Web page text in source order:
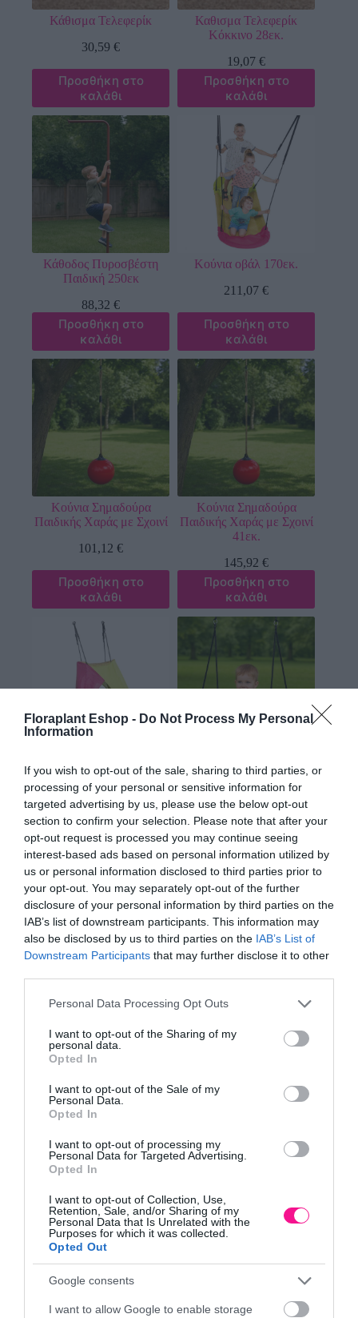
Floraplant Eshop - Do Not Process My Personal
Information
If you wish to opt-out of the sale, sharing to third parties, or
processing of your personal or sensitive information for
targeted advertising by us, please use the below opt-out
section to confirm your selection. Please note that after your
opt-out request is processed you may continue seeing
interest-based ads based on personal information utilized by
us or personal information disclosed to third parties prior to
your opt-out. You may separately opt-out of the further
disclosure of your personal information by third parties on the
IAB’s list of downstream participants. This information may
also be disclosed by us to third parties on the IAB’s List of
Downstream Participants that may further disclose it to other
Please note that this website/app uses one or more Google
not limited to your visit or usage behaviour. You may click to
grant or deny consent to Google and its third-party tags to
use your data for below specified purposes in below Google
consent section.
Personal Data Processing Opt Outs
I want to opt-out of the Sharing of my
personal data.
Opted In
I want to opt-out of the Sale of my
Personal Data.
Opted In
I want to opt-out of processing my
Personal Data for Targeted Advertising.
Opted In
I want to opt-out of Collection, Use,
Retention, Sale, and/or Sharing of my
Personal Data that Is Unrelated with the
Purposes for which it was collected.
Opted Out
Google consents
I want to allow Google to enable storage
Κάθισμα Τελεφερίκ
30,59€
Προσθήκη στο
καλάθι
Καθισμα Τελεφερίκ
Κόκκινο 28εκ.
19,07€
Προσθήκη στο
καλάθι
Κάθοδος Πυροσβέστη
Παιδική 250εκ
88,32€
Προσθήκη στο
καλάθι
Κούνια οβάλ 170εκ.
211,07€
Προσθήκη στο
καλάθι
Κούνια Σημαδούρα
Παιδικής Χαράς με Σχοινί
101,12€
Προσθήκη στο
καλάθι
Κούνια Σημαδούρα
Παιδικής Χαράς με Σχοινί
41εκ.
145,92€
Προσθήκη στο
καλάθι
Κούνια Σκηνή
255,87 €
Επιλογή
Κούνια Φωλιά από
Σχοινιά Ø100εκ. – Μαύρη
126,72€
Προσθήκη στο
καλάθι
Κούνια-Κάθισμα Μωρού
21,63€
Προσθήκη στο
καλάθι
Ξύλινη Κούνια 58εκ. για
Ξύλινη Μπάρα με
Κρίκους Γυμναστικής για
Παιδιά
24,19€
Αναρρίχησης 3 Πλευρών
101,12